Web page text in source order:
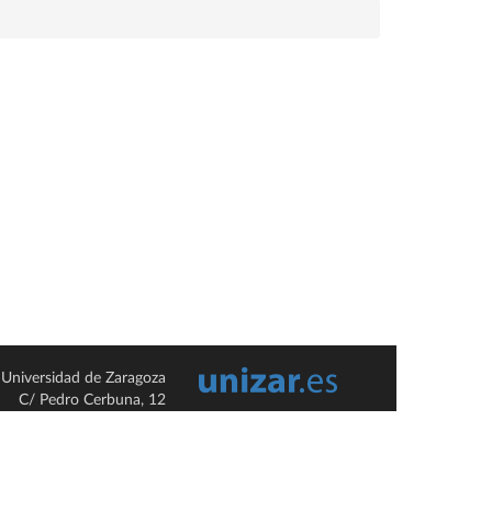
Universidad de Zaragoza
C/ Pedro Cerbuna, 12